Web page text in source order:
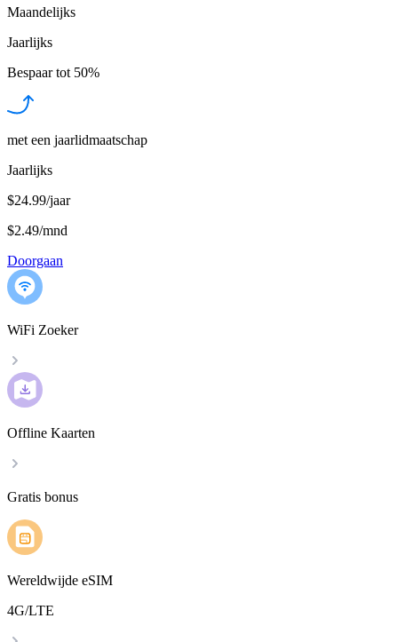
Maandelijks
Jaarlijks
Bespaar tot 50%
met een jaarlidmaatschap
Jaarlijks
$24.99/jaar
$2.49/mnd
Doorgaan
WiFi Zoeker
Offline Kaarten
Gratis bonus
Wereldwijde eSIM
4G/LTE